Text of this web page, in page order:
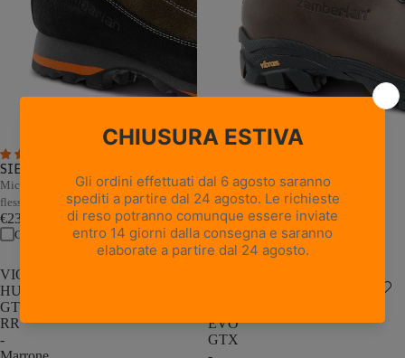
SIERRA GTX CF - Forest
Microfibra e pelle resistenti con
flessione naturale
€239,00
Confronta
Marrone Nocciola
Pelle pieno fiore con trattamento
Hydrobloc®
€235,00
Confronta
VIOZ
HUNT
GTX
RR
-
EVO
GTX